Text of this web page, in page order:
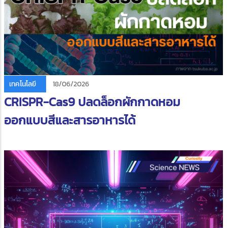
เทคโนโลยี 18/06/2026
CRISPR-Cas9 ปลดล็อกผักกาดหอม
ออกแบบสีและสารอาหารได้